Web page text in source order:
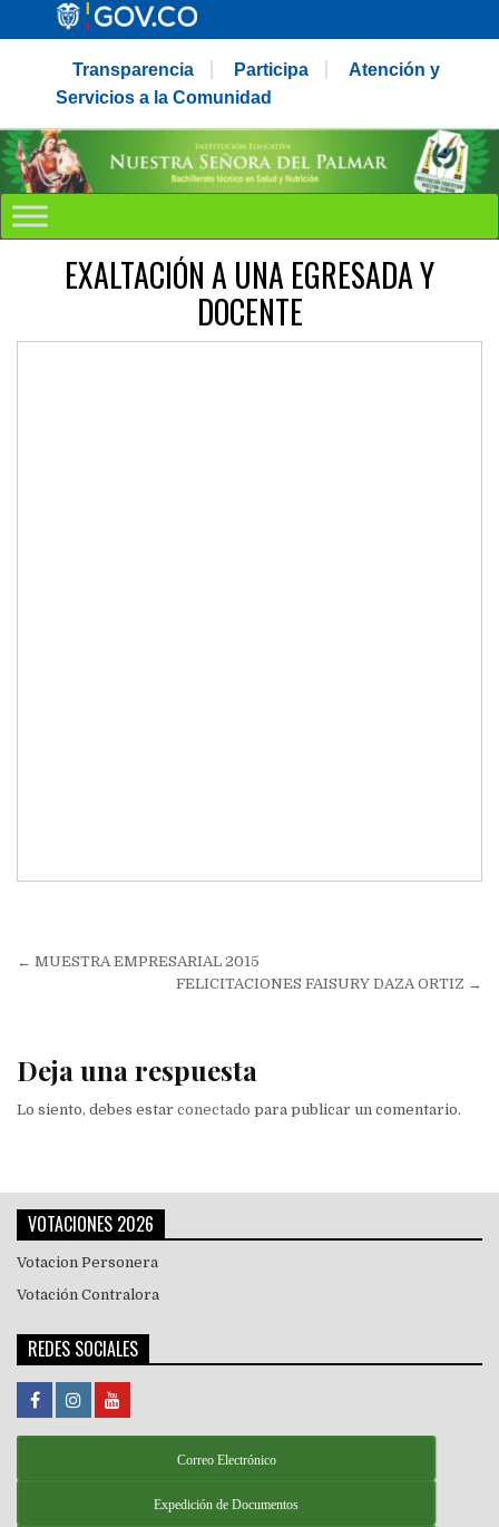
Transparencia Participa
Atención y
Servicios a la Comunidad
EXALTACIÓN A UNA EGRESADA Y
DOCENTE
Navegación
← MUESTRA EMPRESARIAL 2015
FELICITACIONES FAISURY DAZA ORTIZ →
Deja una respuesta
Lo siento, debes estar conectado para publicar un comentario.
VOTACIONES 2026
Votacion Personera
Votación Contralora
REDES SOCIALES
Correo Electrónico
Expedición de Documentos